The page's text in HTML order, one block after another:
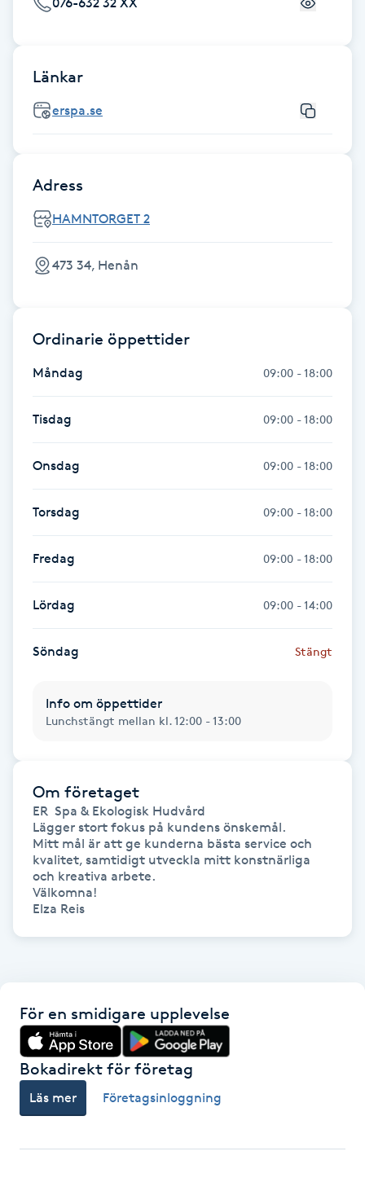
Fransk manikyr
Frekvensterapi
Friskvård
Frisör
Färgning
Föning
Gel naglar
Gelenaglar
Gellack
Gellack med förstärkning
Gravidmassage
Gruppträning
Gua Sha-massage
Hatha Yoga
Headspa
HIFU
Hollywood Peel
Hot Stone Massage
Hot yoga
Länkar
erspa.se
Adress
HAMNTORGET 2
473 34, Henån
Ordinarie öppettider
Måndag 09:00 - 18:00
Tisdag 09:00 - 18:00
Onsdag 09:00 - 18:00
Torsdag 09:00 - 18:00
Fredag 09:00 - 18:00
Lördag 09:00 - 14:00
Söndag Stängt
Info om öppettider
Lunchstängt mellan kl. 12:00 - 13:00
Om företaget
ER  Spa & Ekologisk Hudvård
Lägger stort fokus på kundens önskemål.
Mitt mål är att ge kunderna bästa service och
kvalitet, samtidigt utveckla mitt konstnärliga
och kreativa arbete.
Välkomna!
Elza Reis
För en smidigare upplevelse
Bokadirekt för företag
Läs mer Företagsinloggning